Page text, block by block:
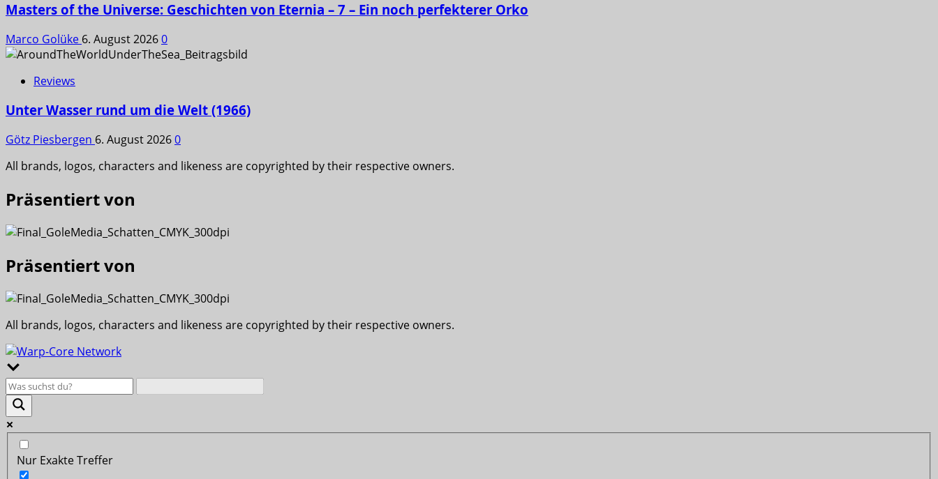
Masters of the Universe: Geschichten von Eternia – 7 – Ein noch perfekterer Orko
Marco Golüke 6. August 20260
Reviews
Unter Wasser rund um die Welt (1966)
Götz Piesbergen 6. August 20260
All brands, logos, characters and likeness are copyrighted by their respective owners.
Präsentiert von
Präsentiert von
All brands, logos, characters and likeness are copyrighted by their respective owners.
Nur Exakte Treffer